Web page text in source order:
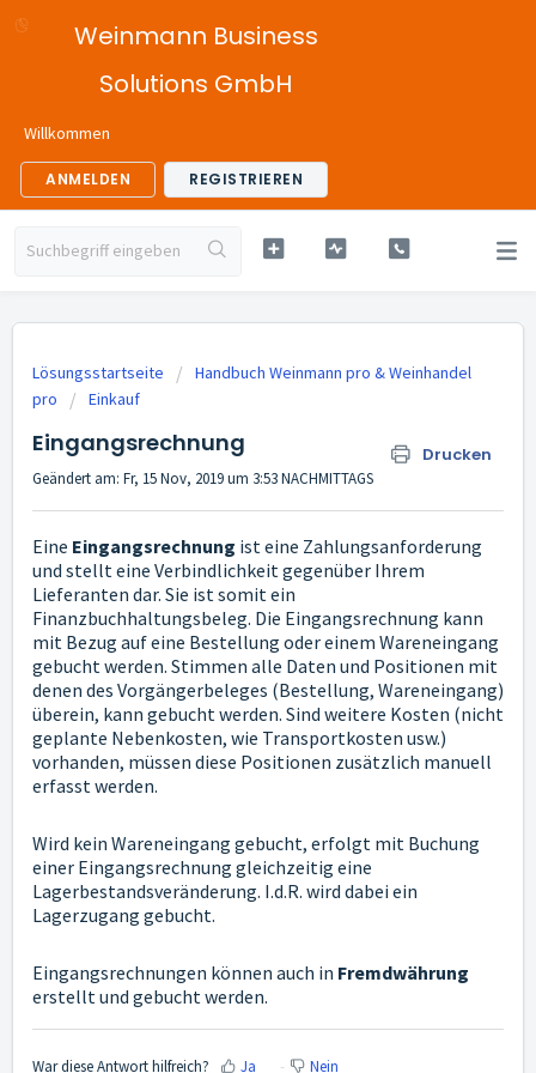
Weinmann Business
Solutions GmbH
Willkommen
ANMELDEN REGISTRIEREN
Lösungsstartseite
Handbuch Weinmann pro & Weinhandel
pro
Einkauf
Eingangsrechnung Drucken
Geändert am: Fr, 15 Nov, 2019 um 3:53 NACHMITTAGS
Eine Eingangsrechnung ist eine Zahlungsanforderung
und stellt eine Verbindlichkeit gegenüber Ihrem
Lieferanten dar. Sie ist somit ein
Finanzbuchhaltungsbeleg. Die Eingangsrechnung kann
mit Bezug auf eine Bestellung oder einem Wareneingang
gebucht werden. Stimmen alle Daten und Positionen mit
denen des Vorgängerbeleges (Bestellung, Wareneingang)
überein, kann gebucht werden. Sind weitere Kosten (nicht
geplante Nebenkosten, wie Transportkosten usw.)
vorhanden, müssen diese Positionen zusätzlich manuell
erfasst werden.
Wird kein Wareneingang gebucht, erfolgt mit Buchung
einer Eingangsrechnung gleichzeitig eine
Lagerbestandsveränderung. I.d.R. wird dabei ein
Lagerzugang gebucht.
Eingangsrechnungen können auch in Fremdwährung
erstellt und gebucht werden.
War diese Antwort hilfreich? Ja Nein